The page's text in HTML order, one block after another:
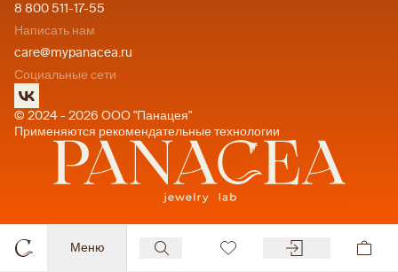
Меню
8 800 511-17-55
Написать нам
care@mypanacea.ru
Социальные сети
© 2024 - 2026 ООО "Панацея"
Применяются рекомендательные технологии